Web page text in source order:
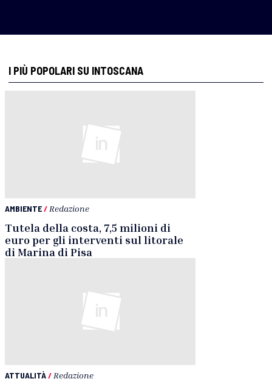
I PIÙ POPOLARI SU INTOSCANA
AMBIENTE/ Redazione
Tutela della costa, 7,5 milioni di
euro per gli interventi sul litorale
di Marina di Pisa
ATTUALITÀ/ Redazione